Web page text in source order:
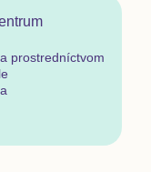
prostredníctvom